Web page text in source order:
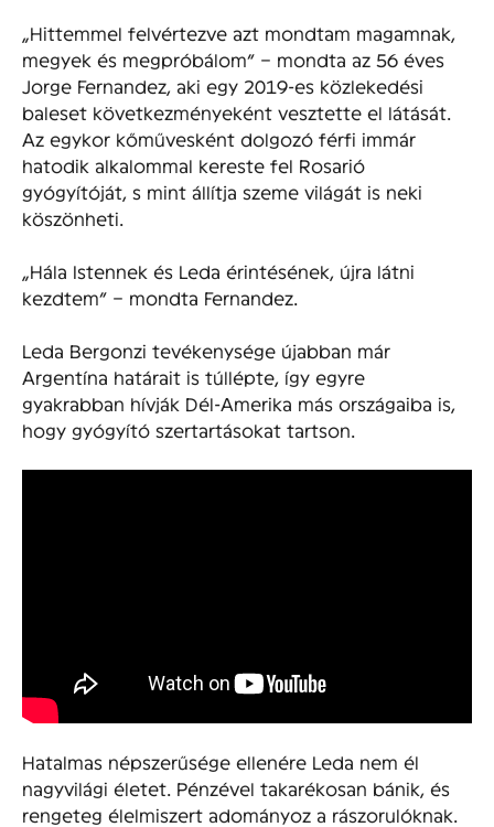
„Hittemmel felvértezve azt mondtam magamnak,
megyek és megpróbálom” – mondta az 56 éves
Jorge Fernandez, aki egy 2019-es közlekedési
baleset következményeként vesztette el látását.
Az egykor kőművesként dolgozó férfi immár
hatodik alkalommal kereste fel Rosarió
gyógyítóját, s mint állítja szeme világát is neki
köszönheti.
„Hála Istennek és Leda érintésének, újra látni
kezdtem” – mondta Fernandez.
Leda Bergonzi tevékenysége újabban már
Argentína határait is túllépte, így egyre
gyakrabban hívják Dél-Amerika más országaiba is,
hogy gyógyító szertartásokat tartson.
Hatalmas népszerűsége ellenére Leda nem él
nagyvilági életet. Pénzével takarékosan bánik, és
rengeteg élelmiszert adományoz a rászorulóknak.